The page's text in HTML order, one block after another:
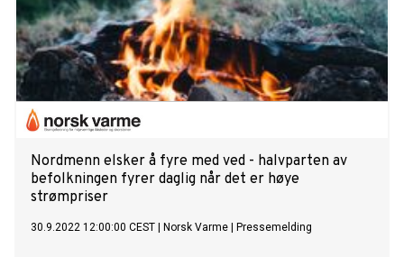
Nordmenn elsker å fyre med ved - halvparten av
befolkningen fyrer daglig når det er høye
strømpriser
30.9.2022 12:00:00 CEST Norsk Varme Pressemelding